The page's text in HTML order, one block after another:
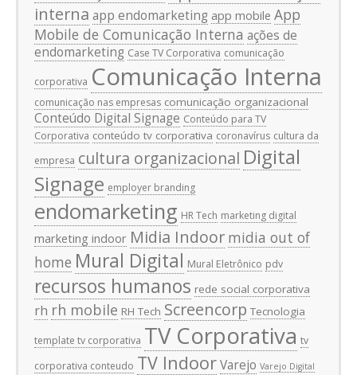
interna app endomarketing app mobile App
Mobile de Comunicação Interna ações de
endomarketing Case TV Corporativa comunicação
corporativa Comunicação Interna
comunicação nas empresas comunicação organizacional
Conteúdo Digital Signage Conteúdo para TV
Corporativa conteúdo tv corporativa coronavírus cultura da
empresa cultura organizacional Digital
Signage employer branding
endomarketing HR Tech marketing digital
marketing indoor Midia Indoor midia out of
home Mural Digital Mural Eletrônico pdv
recursos humanos rede social corporativa
rh rh mobile RH Tech Screencorp Tecnologia
template tv corporativa TV Corporativa tv
corporativa conteudo TV IndoorVarejo Varejo Digital